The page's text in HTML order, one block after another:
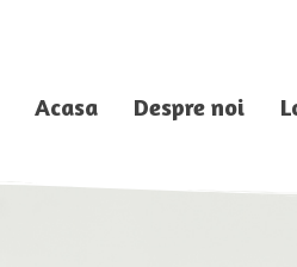
Acasa Despre noi